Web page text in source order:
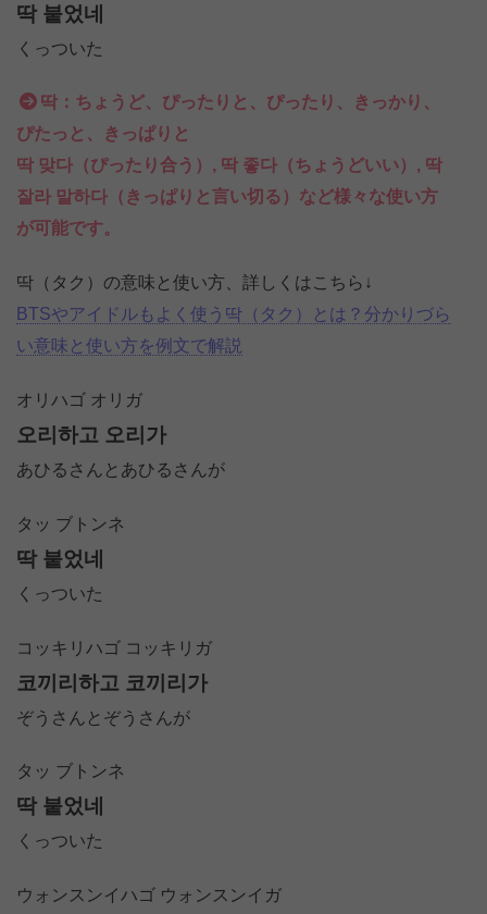
딱 붙었네
くっついた
딱：ちょうど、ぴったりと、ぴったり、きっかり、
ぴたっと、きっぱりと
딱 맞다（ぴったり合う）, 딱 좋다（ちょうどいい）, 딱
잘라 말하다（きっぱりと言い切る）など様々な使い方
が可能です。
딱（タク）の意味と使い方、詳しくはこちら↓
BTSやアイドルもよく使う딱（タク）とは？分かりづら
い意味と使い方を例文で解説
オリハゴ オリガ
오리하고 오리가
あひるさんとあひるさんが
タッ ブトンネ
딱 붙었네
くっついた
コッキリハゴ コッキリガ
코끼리하고 코끼리가
ぞうさんとぞうさんが
タッ ブトンネ
딱 붙었네
くっついた
ウォンスンイハゴ ウォンスンイガ